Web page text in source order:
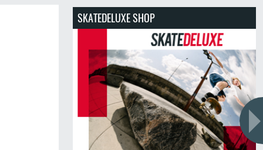
SKATEDELUXE SHOP